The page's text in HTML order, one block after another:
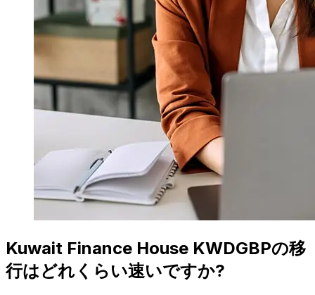
Kuwait Finance House KWDGBPの移
行はどれくらい速いですか?